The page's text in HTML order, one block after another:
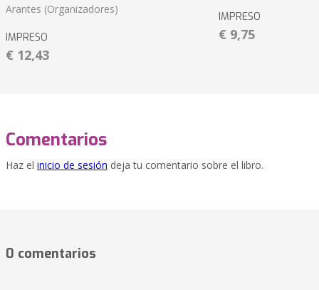
Arantes (Organizadores)
IMPRESO
€ 12,43
IMPRESO
€ 9,75
Comentarios
Haz el inicio de sesión deja tu comentario sobre el libro.
0 comentarios